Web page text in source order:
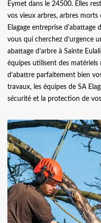
Eymet dans le 24500. Elles
vos vieux arbres, arbres morts
Elagage entreprise
vous qui cherchez d’urgence
abattage d’arbre à Sainte
équipes utilisent des
d’abattre parfaitement bien
travaux, les équipes de SA
sécurité et la protection de